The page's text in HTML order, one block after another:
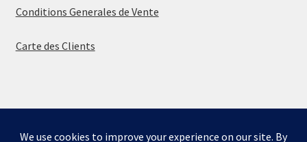
Conditions Generales de Vente
Carte des Clients
© La boutique de Mumbly 2026